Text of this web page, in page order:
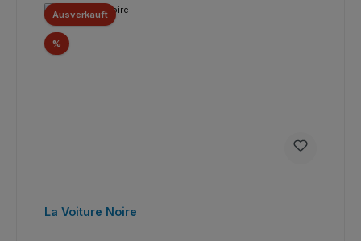
Ausverkauft
%Rabatt
La Voiture Noire